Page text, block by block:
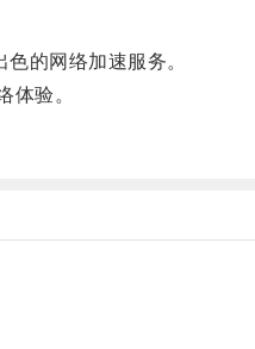
的网络加速服务。
验。